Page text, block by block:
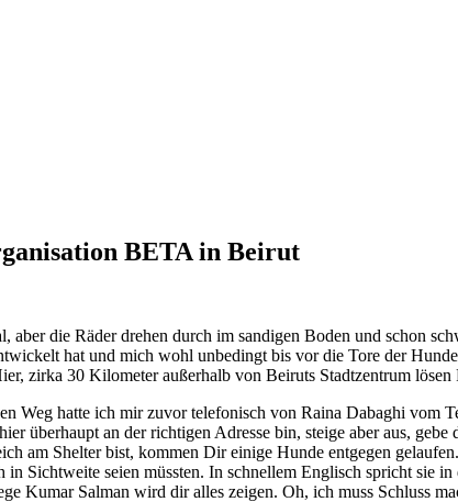
BETA in Beirut
aber die Räder drehen durch im sandigen Boden und schon
hat und mich wohl unbedingt bis vor die Tore der
zirka 30 Kilometer außerhalb von Beiruts Stadtzentrum lösen
Weg hatte ich mir zuvor telefonisch von Raina Dabaghi vom
überhaupt an der richtigen Adresse bin, steige aber aus,
am Shelter bist, kommen Dir einige Hunde entgegen
in Sichtweite seien müssten. In schnellem Englisch spricht sie
Kumar Salman wird dir alles zeigen. Oh, ich muss Schluss